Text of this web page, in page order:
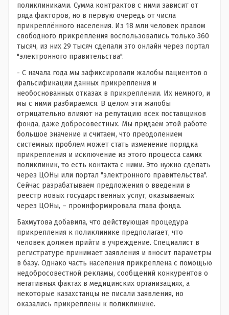
поликлиниками. Сумма контрактов с ними зависит от
ряда факторов, но в первую очередь от числа
прикреплённого населения. Из 18 млн человек правом
свободного прикрепления воспользовались только 360
тысяч, из них 29 тысяч сделали это онлайн через портал
"электронного правительства".
- С начала года мы зафиксировали жалобы пациентов о
фальсификации данных прикрепления и
необоснованных отказах в прикреплении. Их немного, и
мы с ними разбираемся. В целом эти жалобы
отрицательно влияют на репутацию всех поставщиков
фонда, даже добросовестных. Мы придаём этой работе
большое значение и считаем, что преодолением
системных проблем может стать изменение порядка
прикрепления и исключение из этого процесса самих
поликлиник, то есть контакта с ними. Это нужно сделать
через ЦОНы или портал "электронного правительства".
Сейчас разрабатываем предложения о введении в
реестр новых государственных услуг‚ оказываемых
через ЦОНы, – проинформировала глава фонда.
Бахмутова добавила, что действующая процедура
прикрепления к поликлинике предполагает, что
человек должен прийти в учреждение. Специалист в
регистратуре принимает заявления и вносит параметры
в базу. Однако часть населения прикреплена с помощью
недобросовестной рекламы, сообщений конкурентов о
негативных фактах в медицинских организациях, а
некоторые казахстанцы не писали заявления, но
оказались прикреплены к поликлинике.